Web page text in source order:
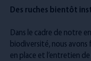
Des ruches bientôt
Dans le cadre de notre
biodiversité, nous avons
en place et l’entretien